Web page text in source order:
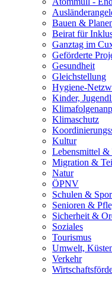
Bauen &
Beirat für
Ganztag im
Geförderte
Gesundheit
Gleichstellung
Hygiene-
Kinder,
Klimaschutz
Kultur
Lebensmittel &
Migration &
Natur
ÖPNV
Schulen &
Senioren &
Sicherheit &
Soziales
Tourismus
Umwelt,
Verkehr